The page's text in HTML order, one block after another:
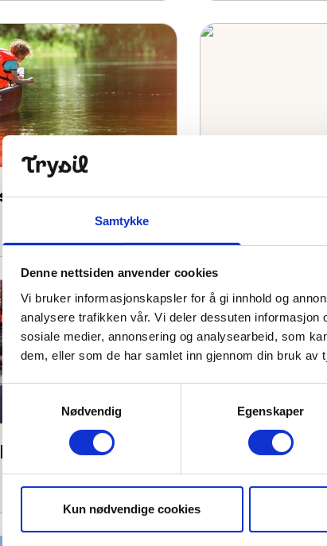
Samtykke
Denne nettsiden anvender cookies
Vi bruker informasjonskapsler for å gi innhold og
analysere trafikken vår. Vi deler dessuten
sosiale medier, annonsering og analysearbeid, som
dem, eller som de har samlet inn gjennom din bruk av
Nødvendig
Egenskaper
Kun nødvendige cookies
Radisson
Villa Fregn Moonbikes